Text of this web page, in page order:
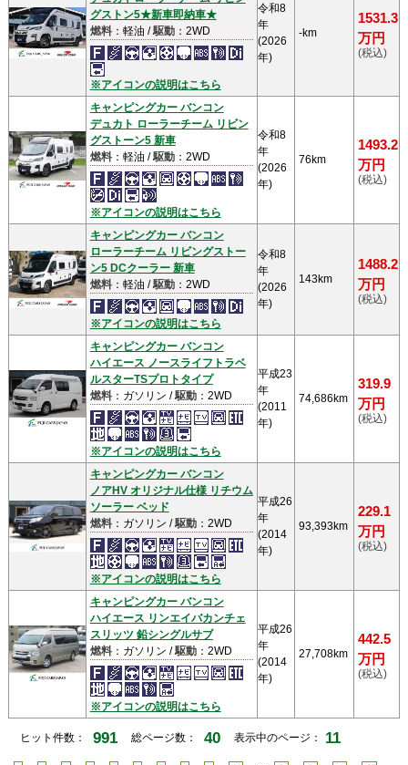
グストン5★新車即納車★
燃料：軽油 /駆動：2WD
※アイコンの説明はこちら
令和8
年
(2026
年)
-km
1531.3
万円
(税込)
キャンピングカー バンコン
デュカト ローラーチーム リビン
グストーン5 新車
燃料：軽油 /駆動：2WD
※アイコンの説明はこちら
令和8
年
(2026
年)
76km
1493.2
万円
(税込)
キャンピングカー バンコン
ローラーチーム リビングストー
ン5 DCクーラー 新車
燃料：軽油 /駆動：2WD
※アイコンの説明はこちら
令和8
年
(2026
年)
143km
1488.2
万円
(税込)
キャンピングカー バンコン
ハイエース ノースライフトラベ
ルスターTSプロトタイプ
燃料：ガソリン /駆動：2WD
※アイコンの説明はこちら
平成23
年
(2011
年)
74,686km
319.9
万円
(税込)
キャンピングカー バンコン
ノアHV オリジナル仕様 リチウム
ソーラー ベッド
燃料：ガソリン /駆動：2WD
※アイコンの説明はこちら
平成26
年
(2014
年)
93,393km
229.1
万円
(税込)
キャンピングカー バンコン
ハイエース リンエイバカンチェ
スリッツ 鉛シングルサブ
燃料：ガソリン /駆動：2WD
※アイコンの説明はこちら
平成26
年
(2014
年)
27,708km
442.5
万円
(税込)
ヒット件数： 991 総ページ数： 40 表示中のページ： 11